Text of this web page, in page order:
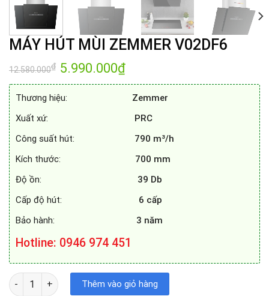
MÁY HÚT MÙI ZEMMER V02DF6
12.580.000₫ Giá
gốc
là:
5.990.000₫Giá
tại
5.990.000₫.
Thương hiệu: Zemmer
Xuất xứ:
PRC
Công suất hút:
790 m³/h
Kích thước:
700 mm
Độ ồn: 39 Db
Cấp độ hút: 6 cấp
Bảo hành:
3 năm
Hotline: 0946 974 451
MÁY HÚT MÙI ZEMMER V02DF6 số lượng
Thêm vào giỏ hàng